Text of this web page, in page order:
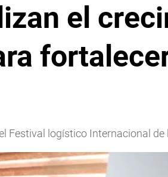
el
logístico Internacional de